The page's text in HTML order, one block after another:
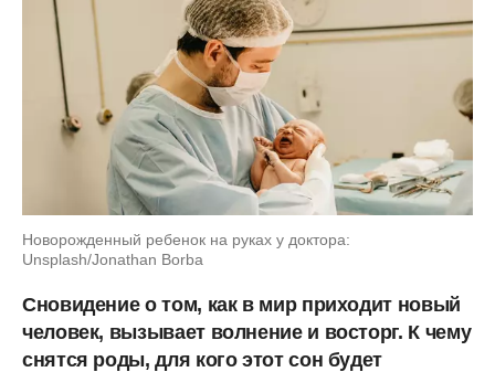
Новорожденный ребенок на руках у доктора:
Unsplash/Jonathan Borba
Сновидение о том, как в мир приходит новый
человек, вызывает волнение и восторг. К чему
снятся роды, для кого этот сон будет